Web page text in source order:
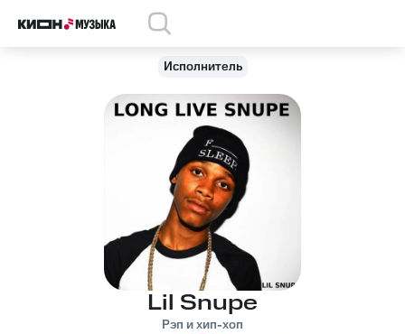
Исполнитель
Lil Snupe
Рэп и хип-хоп